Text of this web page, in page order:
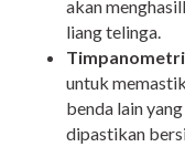
akan
liang telinga.
untuk
benda lain
dipastikan